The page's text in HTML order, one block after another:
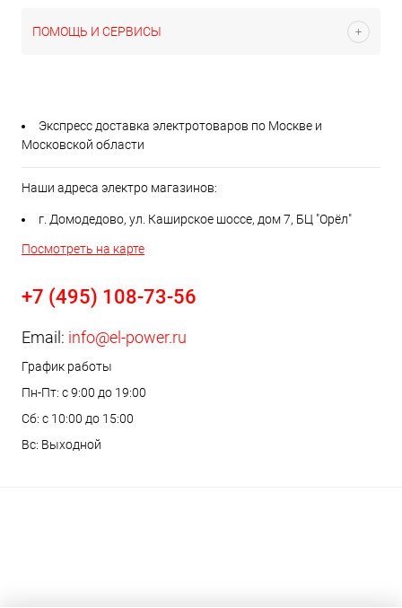
ПОМОЩЬ И СЕРВИСЫ
Экспресс доставка электротоваров по Москве и
Московской области
Наши адреса электро магазинов:
г. Домодедово, ул. Каширское шоссе, дом 7, БЦ "Орёл"
Посмотреть на карте
+7 (495) 108-73-56
Email: info@el-power.ru
График работы
Пн-Пт: с 9:00 до 19:00
Сб: с 10:00 до 15:00
Вс: Выходной